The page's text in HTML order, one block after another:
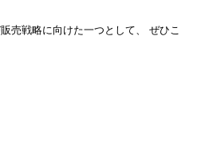
売戦略に向けた一つとして、 ぜひこ